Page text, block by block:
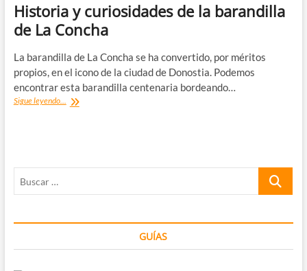
Historia y curiosidades de la barandilla
de La Concha
La barandilla de La Concha se ha convertido, por méritos
propios, en el icono de la ciudad de Donostia. Podemos
encontrar esta barandilla centenaria bordeando…
Sigue leyendo... Historia
Buscar
GUÍAS